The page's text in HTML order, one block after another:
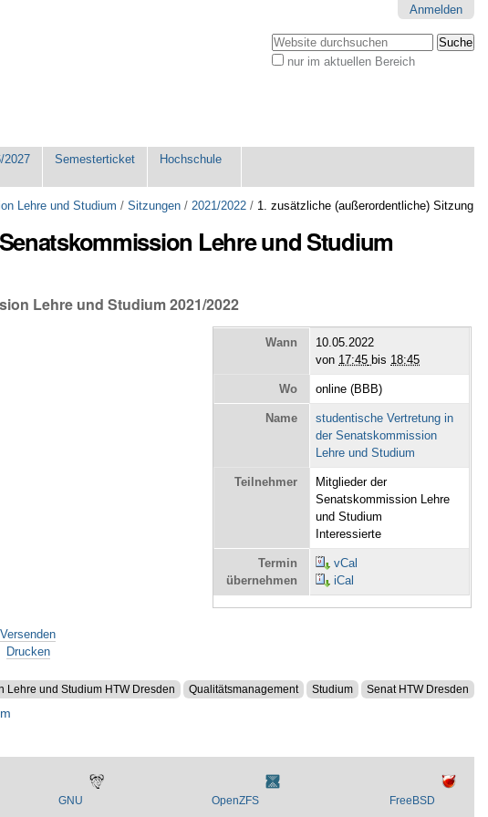
Anmelden
Website durchsuchen
nur im aktuellen Bereich
2027 Semesterticket Hochschule
Lehre und Studium /Sitzungen /2021/2022 / 1. zusätzliche (außerordentliche) Sitzung
Lehre und Studium
Lehre und Studium 2021/2022
Wann
10.05.2022
von 17:45 bis 18:45
Wo online (BBB)
Name
studentische Vertretung in
der Senatskommission
Lehre und Studium
Teilnehmer
Mitglieder der
Senatskommission Lehre
und Studium
Interessierte
Termin
übernehmen
vCal
iCal
Versenden
Drucken
Lehre und Studium HTW Dresden Qualitätsmanagement Studium Senat HTW Dresden
GNU OpenZFS FreeBSD